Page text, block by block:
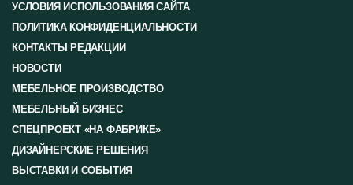
УСЛОВИЯ ИСПОЛЬЗОВАНИЯ САЙТА
ПОЛИТИКА КОНФИДЕНЦИАЛЬНОСТИ
КОНТАКТЫ РЕДАКЦИИ
НОВОСТИ
МЕБЕЛЬНОЕ ПРОИЗВОДСТВО
МЕБЕЛЬНЫЙ БИЗНЕС
СПЕЦПРОЕКТ «НА ФАБРИКЕ»
ДИЗАЙНЕРСКИЕ РЕШЕНИЯ
ВЫСТАВКИ И СОБЫТИЯ